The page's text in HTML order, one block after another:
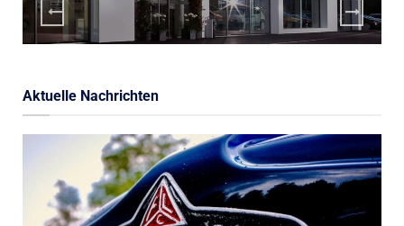
Aktuelle Nachrichten